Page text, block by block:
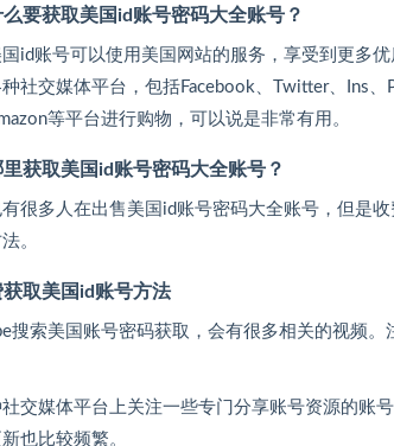
么要获取美国id账号密码大全账号？
id账号可以使用美国网站的服务，享受到更多
种社交媒体平台，包括Facebook、Twitter、Ins
等平台进行购物，可以说是非常有用。
里获取美国id账号密码大全账号？
有很多人在出售美国id账号密码大全账号，但是
。
获取美国id账号方法
搜索美国账号密码获取，会有很多相关的视频
交媒体平台上关注一些专门分享账号资源的账
也比较频繁。